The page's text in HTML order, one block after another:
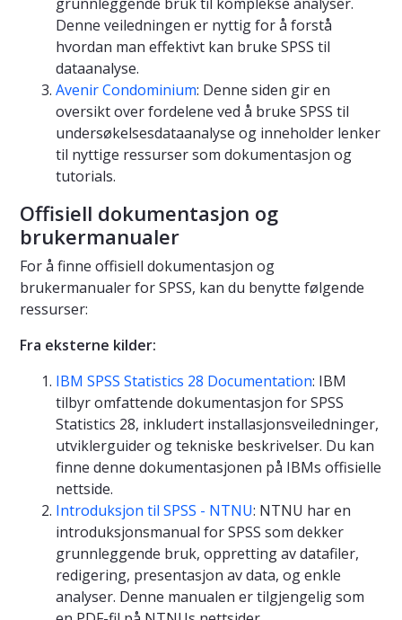
Denne veiledningen er nyttig for å forstå
hvordan man effektivt kan bruke SPSS til
dataanalyse.
Avenir Condominium: Denne siden gir en
oversikt over fordelene ved å bruke SPSS til
undersøkelsesdataanalyse og inneholder lenker
til nyttige ressurser som dokumentasjon og
tutorials.
Offisiell dokumentasjon og
brukermanualer
For å finne offisiell dokumentasjon og
brukermanualer for SPSS, kan du benytte følgende
ressurser:
Fra eksterne kilder:
IBM SPSS Statistics 28 Documentation: IBM
tilbyr omfattende dokumentasjon for SPSS
Statistics 28, inkludert installasjonsveiledninger,
utviklerguider og tekniske beskrivelser. Du kan
finne denne dokumentasjonen på IBMs offisielle
nettside.
Introduksjon til SPSS - NTNU: NTNU har en
introduksjonsmanual for SPSS som dekker
grunnleggende bruk, oppretting av datafiler,
redigering, presentasjon av data, og enkle
analyser. Denne manualen er tilgjengelig som